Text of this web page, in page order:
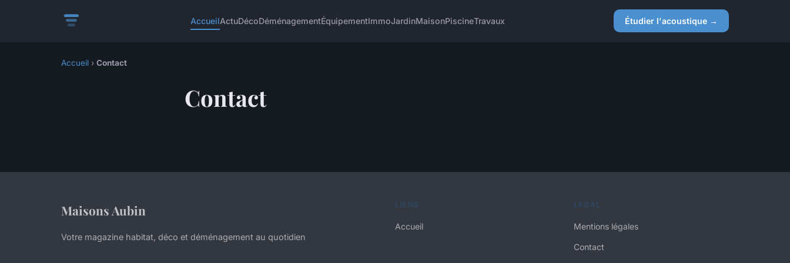
AccueilActuDécoDéménagementÉquipementImmoJardinMaisonPiscineTravaux Étudier l'acoustique →
Accueil › Contact
Contact
Maisons Aubin
Votre magazine habitat, déco et déménagement au quotidien
LIENS
Accueil
LÉGAL
Mentions légales
Contact